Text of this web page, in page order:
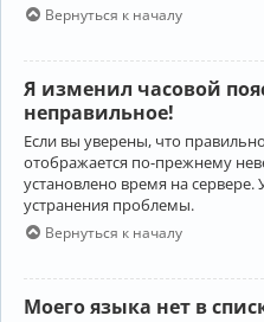
Вернуться к началу
Я изменил часовой
неправильное!
Если вы уверены, что
отображается по-прежнему
установлено время на
устранения проблемы.
Вернуться к началу
Моего языка нет в